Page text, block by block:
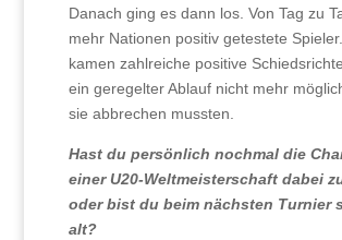
Danach ging es dann los. Von Tag zu
mehr Nationen positiv getestete
kamen zahlreiche positive
ein geregelter Ablauf nicht mehr
sie abbrechen mussten.
Hast du persönlich nochmal die
einer U20-Weltmeisterschaft dabei
oder bist du beim nächsten Turnier
alt?